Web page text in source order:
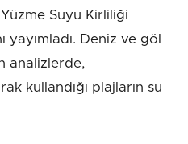
Suyu Kirliliği
yayımladı. Deniz ve göl
analizlerde,
kullandığı plajların su